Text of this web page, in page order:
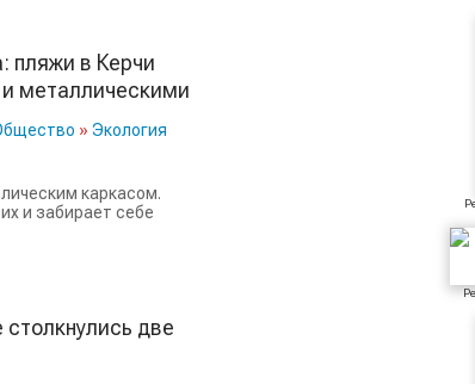
пляжи в Керчи
металлическими
» Экология
каркасом.
и забирает себе
две